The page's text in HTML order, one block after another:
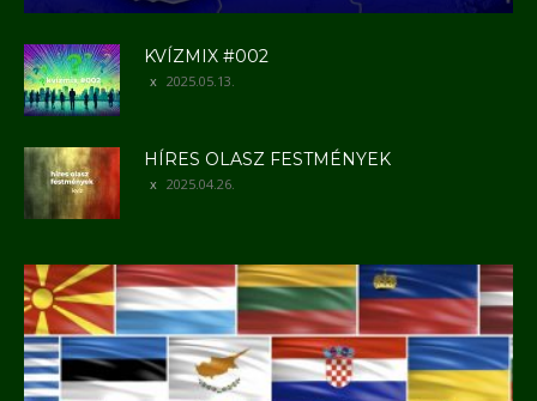
KVÍZMIX #002
2025.05.13.
HÍRES OLASZ FESTMÉNYEK
2025.04.26.